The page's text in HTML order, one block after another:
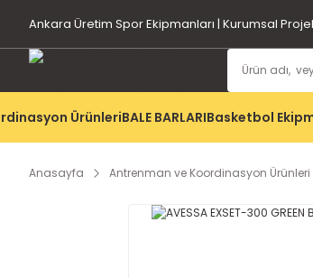
Ankara Üretim Spor Ekipmanları | Kurumsal
ÜrünleriBALE BARLARIBasketbol
Anasayfa Antrenman ve Koordinasyon Ürünleri